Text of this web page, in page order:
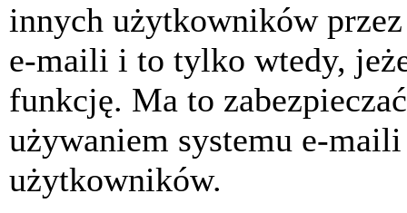
innych użytkowników
e-maili i to tylko wtedy,
funkcję. Ma to
używaniem systemu e-
użytkowników.